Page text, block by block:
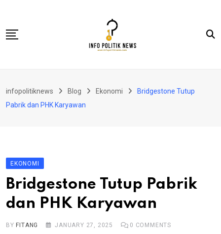
content
Politik & Hukum
Olahraga
Kolom
infopolitiknews Blog Ekonomi
Bridgestone Tutup
Pabrik dan PHK Karyawan
EKONOMI
Bridgestone Tutup Pabrik
dan PHK Karyawan
BY FITANG JANUARY 27, 2025 0 COMMENTS